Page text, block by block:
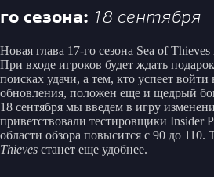
го сезона: 18 сентября
Новая глава 17-го сезона Sea of Thieves
При входе игроков будет ждать
поисках удачи, а тем, кто успеет
обновления, положен еще и щедрый
18 сентября мы введем в игру
приветствовали тестировщики Insider
области обзора повысится с 90 до 110.
Thieves станет еще удобнее.